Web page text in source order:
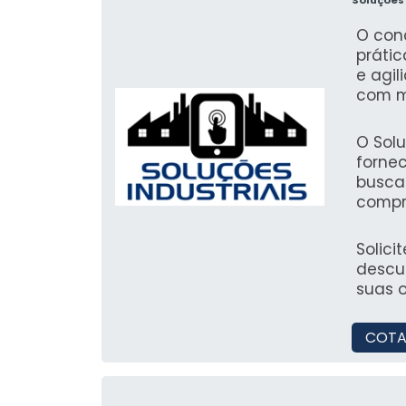
O
e
com
de
O
suas